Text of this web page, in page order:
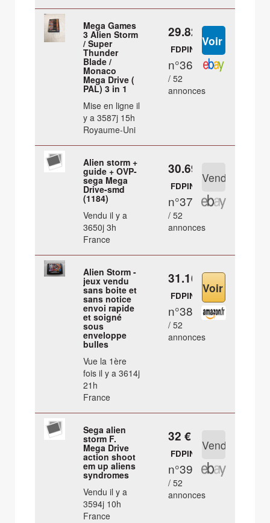
Mega Games
3 Alien Storm
/ Super
Thunder
Blade /
Monaco
Mega Drive (
PAL) 3 in 1
Mise en ligne il
y a 3587j 15h
Royaume-Uni
29.82 €
FDPIN
n°36
/ 52
annonces
Alien storm +
guide + OVP-
sega Mega
Drive-smd
(1184)
Vendu il y a
3650j 3h
France
30.69 €
FDPIN
n°37
/ 52
annonces
Alien Storm -
jeux vendu
sans boite et
sans notice
envoi rapide
et soigné
sous
enveloppe
bulles
Vue la 1ère
fois il y a 3614j
21h
France
31.16 €
FDPIN
n°38
/ 52
annonces
Sega alien
storm F.
Mega Drive
action shoot
em up aliens
syndromes
Vendu il y a
3594j 10h
France
32 €
FDPIN
n°39
/ 52
annonces